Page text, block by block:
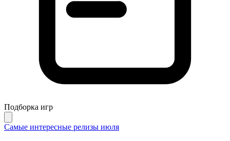
Подборка игр
Самые интересные релизы июля